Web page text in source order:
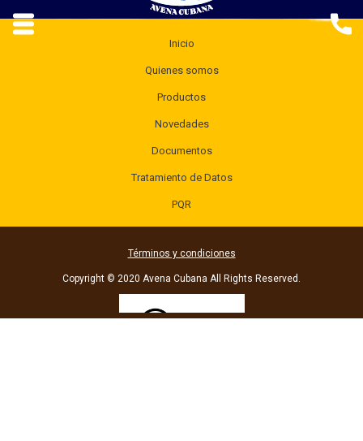
Inicio
Quienes somos
Productos
Novedades
Documentos
Tratamiento de Datos
PQR
Términos y condiciones
Copyright © 2020 Avena Cubana All Rights Reserved.